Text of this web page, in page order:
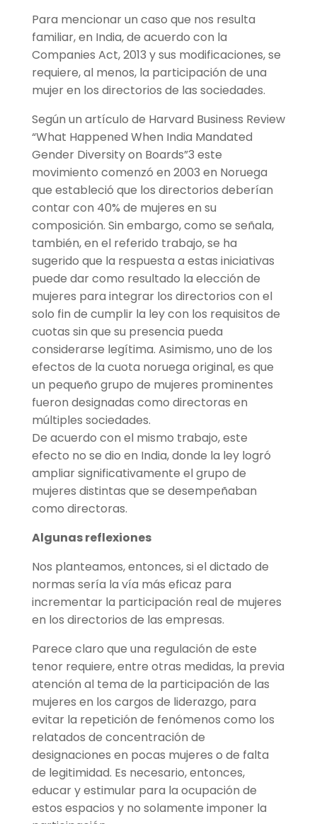
Para mencionar un caso que nos resulta
familiar, en India, de acuerdo con la
Companies Act, 2013 y sus modificaciones, se
requiere, al menos, la participación de una
mujer en los directorios de las sociedades.
Según un artículo de Harvard Business Review
“What Happened When India Mandated
Gender Diversity on Boards”3 este
movimiento comenzó en 2003 en Noruega
que estableció que los directorios deberían
contar con 40% de mujeres en su
composición. Sin embargo, como se señala,
también, en el referido trabajo, se ha
sugerido que la respuesta a estas iniciativas
puede dar como resultado la elección de
mujeres para integrar los directorios con el
solo fin de cumplir la ley con los requisitos de
cuotas sin que su presencia pueda
considerarse legítima. Asimismo, uno de los
efectos de la cuota noruega original, es que
un pequeño grupo de mujeres prominentes
fueron designadas como directoras en
múltiples sociedades.
De acuerdo con el mismo trabajo, este
efecto no se dio en India, donde la ley logró
ampliar significativamente el grupo de
mujeres distintas que se desempeñaban
como directoras.
Algunas reflexiones
Nos planteamos, entonces, si el dictado de
normas sería la vía más eficaz para
incrementar la participación real de mujeres
en los directorios de las empresas.
Parece claro que una regulación de este
tenor requiere, entre otras medidas, la previa
atención al tema de la participación de las
mujeres en los cargos de liderazgo, para
evitar la repetición de fenómenos como los
relatados de concentración de
designaciones en pocas mujeres o de falta
de legitimidad. Es necesario, entonces,
educar y estimular para la ocupación de
estos espacios y no solamente imponer la